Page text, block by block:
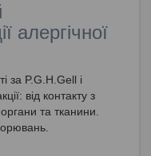
алергічної
за P.G.H.Gell і
від контакту з
та тканини.